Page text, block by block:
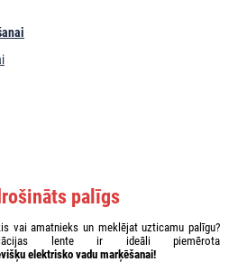
palīgs
vai amatnieks un meklējat uzticamu palīgu?
lente ir ideāli piemērota
elektrisko vadu marķēšanai!